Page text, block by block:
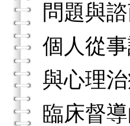
問題與
個人從
與心理
臨床督